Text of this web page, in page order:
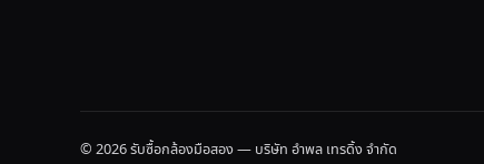
© 2026 รับซื้อกล้องมือสอง — บริษัท อำพล เทรดิ้ง จำกัด